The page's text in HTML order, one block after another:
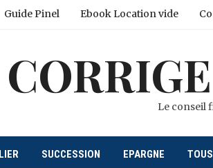
Guide Pinel Ebook Location vide
Le conseil
SUCCESSION EPARGNE